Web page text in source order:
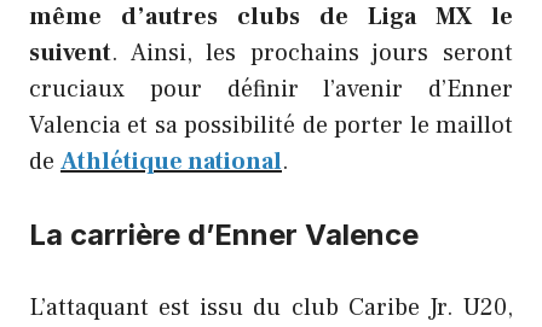
même d’autres clubs de Liga MX le
suivent. Ainsi, les prochains jours seront
cruciaux pour définir l’avenir d’Enner
Valencia et sa possibilité de porter le maillot
de Athlétique national.
La carrière d’Enner Valence
L’attaquant est issu du club Caribe Jr. U20,